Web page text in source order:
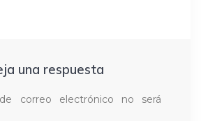
una respuesta
correo electrónico no será